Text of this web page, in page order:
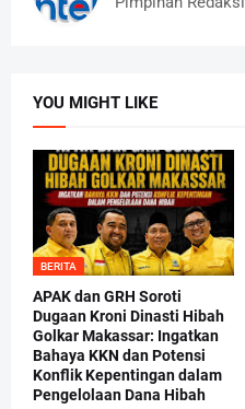
YOU MIGHT LIKE
BERITA
APAK dan GRH Soroti
Dugaan Kroni Dinasti Hibah
Golkar Makassar: Ingatkan
Bahaya KKN dan Potensi
Konflik Kepentingan dalam
Pengelolaan Dana Hibah